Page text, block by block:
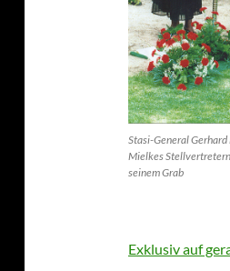
Stasi-General
Mielkes
seinem Grab
Exklusiv auf